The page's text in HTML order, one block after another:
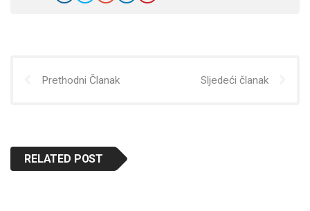
Prethodni Članak Sljedeći članak
RELATED POST